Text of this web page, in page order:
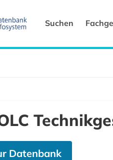
Suchen
Datenbank